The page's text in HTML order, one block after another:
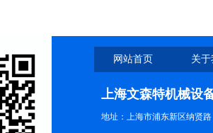
网站首页 关
上海文森特机械设
地址：上海市浦东新区纳贤路